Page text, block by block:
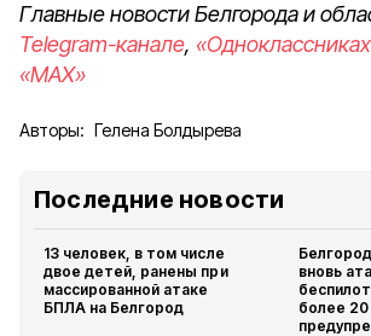
Главные новости Белгорода и
Telegram-канале,
«MAX»
Авторы: Гелена Болдырева
Последние новости
13 человек, в том числе
двое детей, ранены при
массированной атаке
БПЛА на Белгород
вновь
более 20